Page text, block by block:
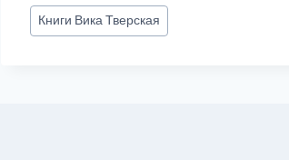
Метки
записи:
Книги Вика Тверская